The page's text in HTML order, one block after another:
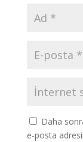
Daha
e-posta